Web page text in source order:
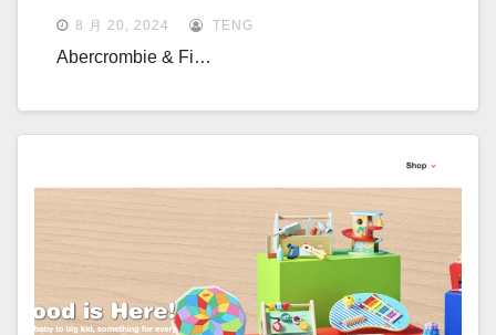
8 月 20, 2024 TENG
Abercrombie & Fi…